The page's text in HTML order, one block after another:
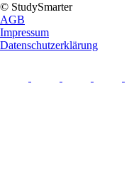
© StudySmarter
AGB
Impressum
Datenschutzerklärung